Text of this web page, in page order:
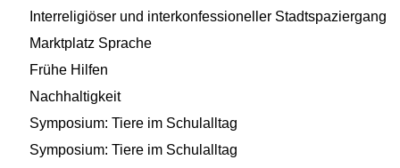
Interreligiöser und interkonfessioneller Stadtspaziergang
Marktplatz Sprache
Frühe Hilfen
Nachhaltigkeit
Symposium: Tiere im Schulalltag
Symposium: Tiere im Schulalltag